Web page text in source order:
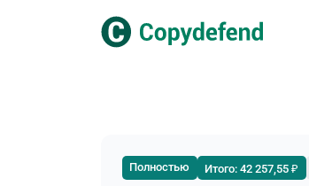
Полностью Итого: 42 257,55 ₽